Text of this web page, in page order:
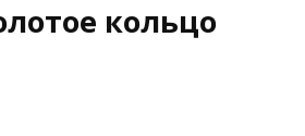
кольцо